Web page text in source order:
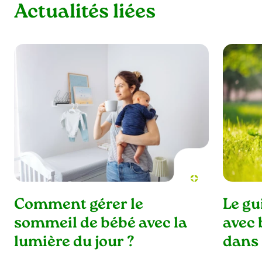
Actualités liées
Comment gérer le
sommeil de bébé avec la
lumière du jour ?
Le
avec
dans